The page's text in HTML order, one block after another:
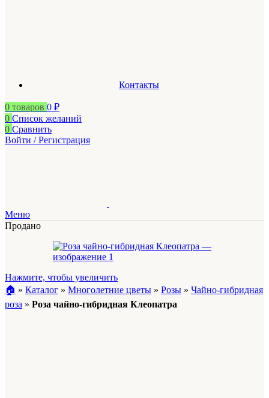
Контакты
0 товаров 0 ₽
0 Список желаний
0 Сравнить
Войти / Регистрация
Меню
Продано
Нажмите, чтобы увеличить
🏠︎ » Каталог » Многолетние цветы » Розы » Чайно-гибридная
роза » Роза чайно-гибридная Клеопатра